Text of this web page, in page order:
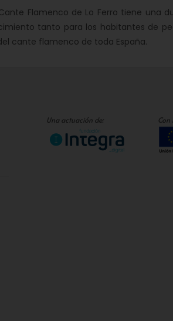
Flamenco de Lo Ferro tiene una
tanto para los habitantes de
cante flamenco de toda España.
Una actuación de: